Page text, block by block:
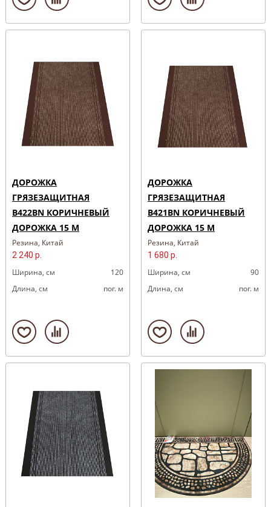
ДОРОЖКА
ГРЯЗЕЗАЩИТНАЯ
B422BN КОРИЧНЕВЫЙ
ДОРОЖКА 15 М
Резина, Китай
2 240 р.
Ширина, cм
120
Длина, cм
пог. м
ДОРОЖКА
ГРЯЗЕЗАЩИТНАЯ
B421BN КОРИЧНЕВЫЙ
ДОРОЖКА 15 М
Резина, Китай
1 680 р.
Ширина, cм
90
Длина, cм
пог. м